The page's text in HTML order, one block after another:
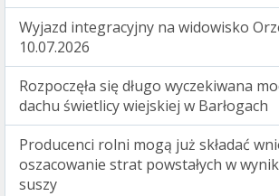
Wyjazd integracyjny na widowisko
10.07.2026
Rozpoczęła się długo wyczekiwana
dachu świetlicy wiejskiej w Barłogach
Producenci rolni mogą już składać
oszacowanie strat powstałych w
suszy